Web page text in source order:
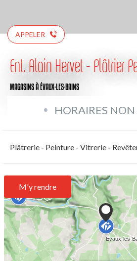
APPELER
Ent. Alain Hervet - Plâtrier
MAGASINSÀ ÉVAUX-LES-BAINS
HORAIRES
Plâtrerie - Peinture - Vitrerie -
M'y rendre